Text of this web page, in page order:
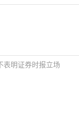
表明证券时报立场